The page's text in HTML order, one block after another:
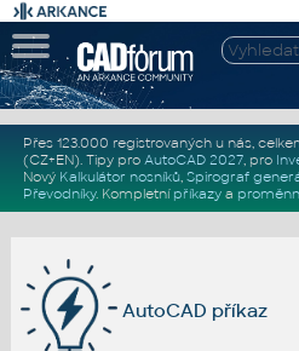
Přes 123.000 registrovaných u nás,
(CZ+EN). Tipy pro AutoCAD 2027, pro
Nový Kalkulátor nosníků, Spirograf
Převodníky. Kompletní příkazya
AutoCAD příkaz